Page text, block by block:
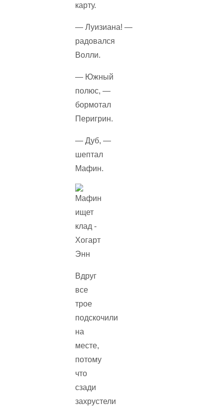
карту.
— Луизиана! —
радовался
Волли.
— Южный
полюс, —
бормотал
Перигрин.
— Дуб, —
шептал
Мафин.
Вдруг
все
трое
подскочили
на
месте,
потому
что
сзади
захрустели